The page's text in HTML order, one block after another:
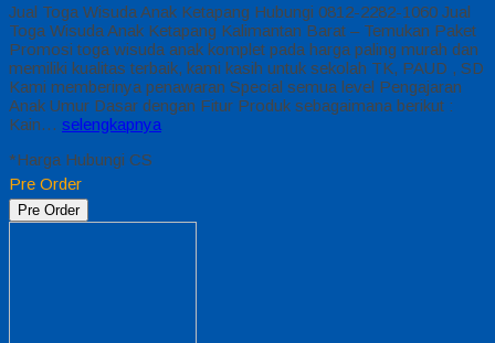
Jual Toga Wisuda Anak Ketapang Hubungi 0812-2282-1060 Jual
Toga Wisuda Anak Ketapang Kalimantan Barat – Temukan Paket
Promosi toga wisuda anak komplet pada harga paling murah dan
memiliki kualitas terbaik, kami kasih untuk sekolah TK, PAUD , SD
Kami memberinya penawaran Special semua level Pengajaran
Anak Umur Dasar dengan Fitur Produk sebagaimana berikut :
Kain… selengkapnya
*Harga Hubungi CS
Pre Order
Pre Order